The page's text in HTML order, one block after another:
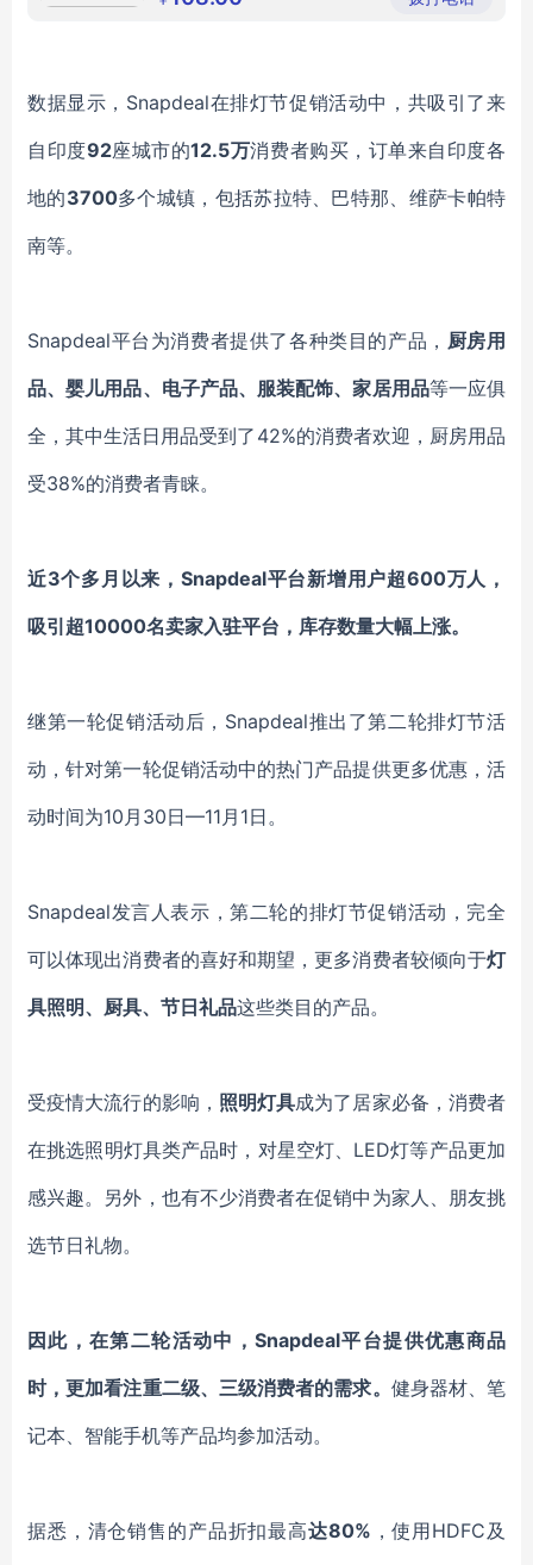
数据显示， Snapdeal在排灯节促销活动中，共吸引了来
自印度92座城市的12.5万消费者购买，订单来自印度各
地的3700多个城镇，包括苏拉特、巴特那、维萨卡帕特
南等。
Snapdeal平台为消费者提供了各种类目的产品， 厨房用
品、婴儿用品、电子产品、服装配饰、家居用品等一应俱
全，其中生活日用品受到了 42%的消费者欢迎，厨房用品
受38%的消费者青睐。
近3个多月以来，Snapdeal平台新增用户超600万人，
吸引超10000名卖家入驻平台，库存数量大幅上涨。
继第一轮促销活动后， Snapdeal推出了第二轮排灯节活
动，针对第一轮促销活动中的热门产品提供更多优惠，活
动时间为10月30日—11月1日。
Snapdeal发言人表示，第二轮的排灯节促销活动，完全
可以体现出消费者的喜好和期望，更多消费者较倾向于灯
具照明、厨具、节日礼品这些类目的产品。
受疫情大流行的影响， 照明灯具成为了居家必备，消费者
在挑选照明灯具类产品时，对星空灯、 LED灯等产品更加
感兴趣。另外，也有不少消费者在促销中为家人、朋友挑
选节日礼物。
因此，在第二轮活动中，Snapdeal平台提供优惠商品
时，更加看注重二级、三级消费者的需求。 健身器材、笔
记本、智能手机等产品均参加活动。
据悉，清仓销售的产品折扣最高达80% ，使用HDFC及